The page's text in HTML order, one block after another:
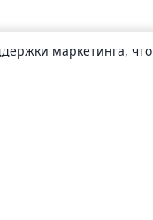
маркетинга, что